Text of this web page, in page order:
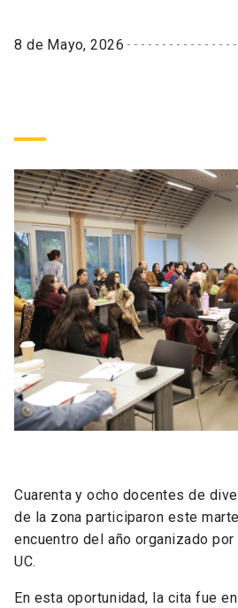
8 de Mayo, 2026
Cuarenta y ocho docentes de
de la zona participaron este
encuentro del año organizado
UC.
En esta oportunidad, la cita fue